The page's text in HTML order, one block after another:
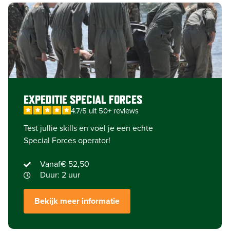
EXPEDITIE SPECIAL FORCES
4.7/5 uit 50+ reviews
Test jullie skills en voel je een echte
Special Forces operator!
Vanaf€ 52,50
Duur: 2 uur
Bekijk meer informatie